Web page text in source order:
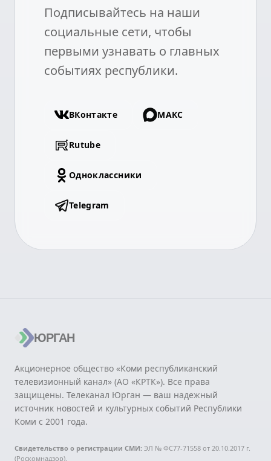
Подписывайтесь на наши
социальные сети, чтобы
первыми узнавать о главных
событиях республики.
ВКонтакте МАКС
Rutube
Одноклассники
Telegram
ЮРГАН
Акционерное общество «Коми республиканский
телевизионный канал» (АО «КРТК»). Все права
защищены. Телеканал Юрган — ваш надежный
источник новостей и культурных событий Республики
Коми с 2001 года.
Свидетельство о регистрации СМИ: ЭЛ № ФС77-71558 от 20.10.2017 г.
(Роскомнадзор).